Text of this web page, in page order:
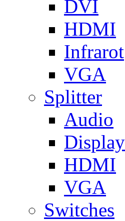
DVI
HDMI
Infrarot
VGA
Splitter
Audio
HDMI
VGA
Switches